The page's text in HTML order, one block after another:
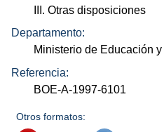
III. Otras disposiciones
Departamento:
Ministerio de Educación
Referencia:
BOE-A-1997-6101
Otros formatos: